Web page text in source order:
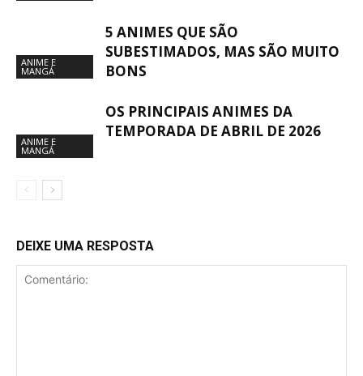
ANIME E
MANGÁ
5 ANIMES QUE SÃO
SUBESTIMADOS, MAS SÃO MUITO
BONS
ANIME E
MANGÁ
OS PRINCIPAIS ANIMES DA
TEMPORADA DE ABRIL DE 2026
DEIXE UMA RESPOSTA